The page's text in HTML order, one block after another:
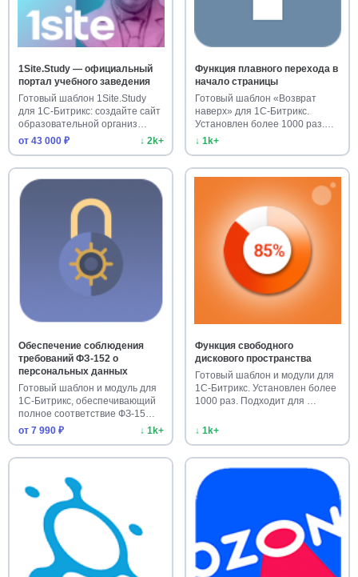
1Site.Study — официальный
портал учебного заведения
Готовый шаблон 1Site.Study
для 1С-Битрикс: создайте сайт
образовательной организ…
от 43 000 ₽
↓ 2k+
Функция плавного перехода в
начало страницы
Готовый шаблон «Возврат
наверх» для 1С-Битрикс.
Установлен более 1000 раз.
Улучш…
↓ 1k+
Обеспечение соблюдения
требований ФЗ-152 о
персональных данных
Готовый шаблон и модуль для
1С-Битрикс, обеспечивающий
полное соответствие ФЗ-15…
от 7 990 ₽
↓ 1k+
Функция свободного
дискового пространства
Готовый шаблон и модули для
1С-Битрикс. Установлен более
1000 раз. Подходит для …
↓ 1k+